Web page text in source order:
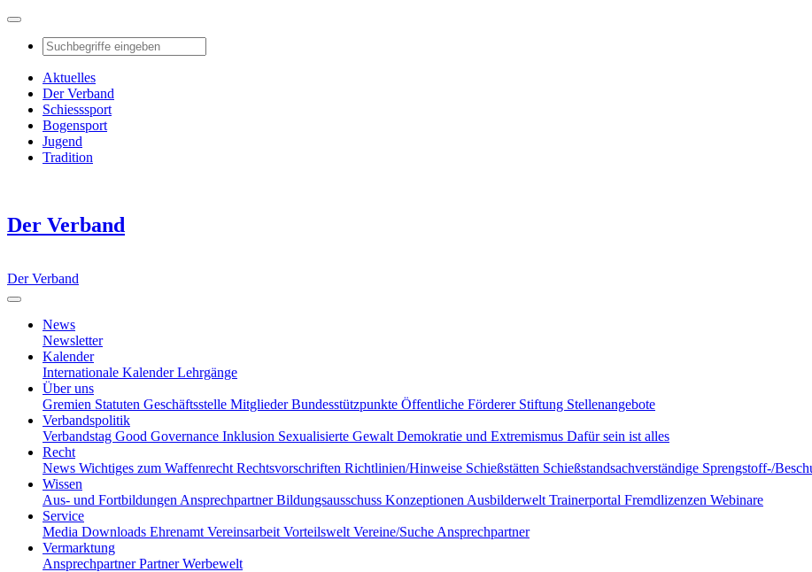
Aktuelles
Der Verband
Schiesssport
Bogensport
Jugend
Tradition
Der Verband
Der Verband
News
Newsletter
Kalender
Internationale KalenderLehrgänge
Über uns
Gremien Statuten Geschäftsstelle MitgliederBundesstützpunkte Öffentliche Förderer Stiftung Stellenangebote
Verbandspolitik
Verbandstag Good Governance Inklusion Sexualisierte Gewalt Demokratie und Extremismus Dafür sein ist alles
Recht
News Wichtiges zum Waffenrecht Rechtsvorschriften Richtlinien/Hinweise Schießstätten Schießstandsachverständige Sprengstoff-/
Wissen
Aus- und Fortbildungen AnsprechpartnerBildungsausschuss Konzeptionen Ausbilderwelt Trainerportal Fremdlizenzen Webinare
Service
Media Downloads Ehrenamt Vereinsarbeit Vorteilswelt Vereine/Suche Ansprechpartner
Vermarktung
AnsprechpartnerPartnerWerbewelt